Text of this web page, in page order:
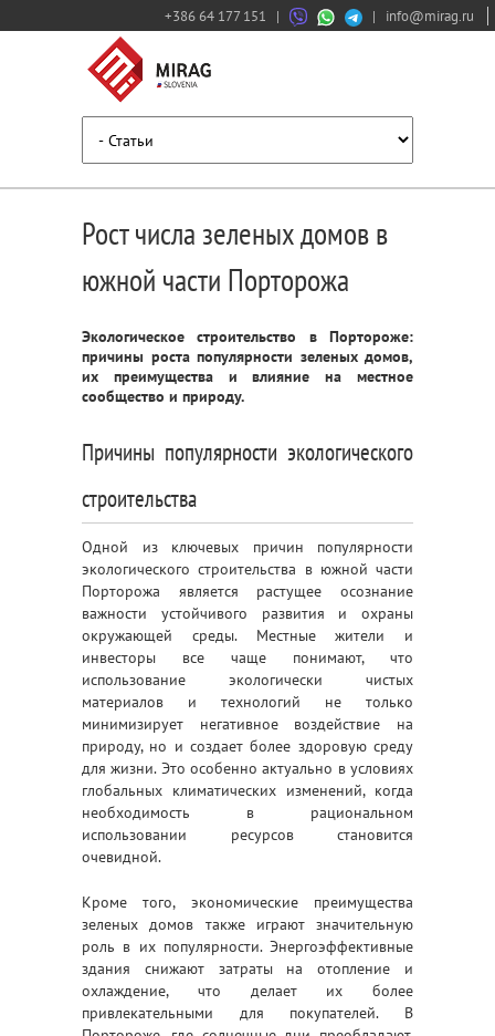
+386 64 177 151 | | info@mirag.ru
Рост числа зеленых домов в
южной части Порторожа
Экологическое строительство в Портороже:
причины роста популярности зеленых домов,
их преимущества и влияние на местное
сообщество и природу.
Причины популярности экологического
строительства
Одной из ключевых причин популярности
экологического строительства в южной части
Порторожа является растущее осознание
важности устойчивого развития и охраны
окружающей среды. Местные жители и
инвесторы все чаще понимают, что
использование экологически чистых
материалов и технологий не только
минимизирует негативное воздействие на
природу, но и создает более здоровую среду
для жизни. Это особенно актуально в условиях
глобальных климатических изменений, когда
необходимость в рациональном
использовании ресурсов становится
очевидной.
Кроме того, экономические преимущества
зеленых домов также играют значительную
роль в их популярности. Энергоэффективные
здания снижают затраты на отопление и
охлаждение, что делает их более
привлекательными для покупателей. В